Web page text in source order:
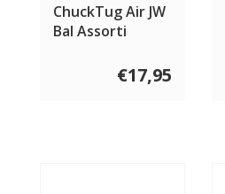
ChuckTug Air JW
Bal Assorti
€17,95